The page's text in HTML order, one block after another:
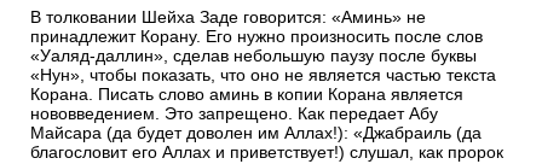
В толковании Шейха Заде говорится: «Аминь» не
принадлежит Корану. Его нужно произносить после слов
«Уаляд-даллин», сделав небольшую паузу после буквы
«Нун», чтобы показать, что оно не является частью текста
Корана. Писать слово аминь в копии Корана является
нововведением. Это запрещено. Как передает Абу
Майсара (да будет доволен им Аллах!): «Джабраиль (да
благословит его Аллах и приветствует!) слушал, как пророк